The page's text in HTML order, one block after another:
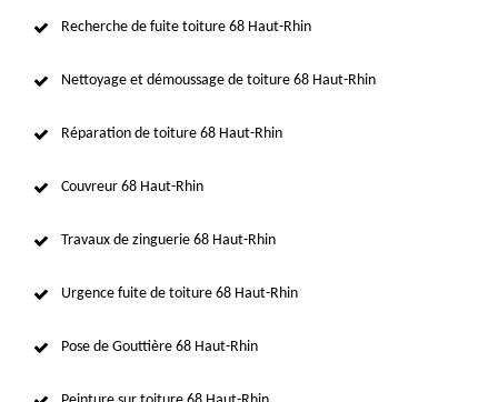
Recherche de fuite toiture 68 Haut-Rhin
Nettoyage et démoussage de toiture 68 Haut-Rhin
Réparation de toiture 68 Haut-Rhin
Couvreur 68 Haut-Rhin
Travaux de zinguerie 68 Haut-Rhin
Urgence fuite de toiture 68 Haut-Rhin
Pose de Gouttière 68 Haut-Rhin